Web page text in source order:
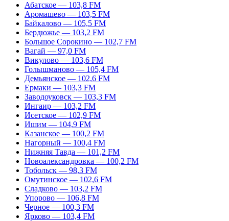
Абатское — 103,8 FM
Аромашево — 103,5 FM
Байкалово — 105,5 FM
Бердюжье — 103,2 FM
Большое Сорокино — 102,7 FM
Вагай — 97,0 FM
Викулово — 103,6 FM
Голышманово — 105,4 FM
Демьянское — 102,6 FM
Ермаки — 103,3 FM
Заводоуковск — 103,3 FM
Ингаир — 103,2 FM
Исетское — 102,9 FM
Ишим — 104,9 FM
Казанское — 100,2 FM
Нагорный — 100,4 FM
Нижняя Тавда — 101,2 FM
Новоалександровка — 100,2 FM
Тобольск — 98,3 FM
Омутинское — 102,6 FM
Сладково — 103,2 FM
Упорово — 106,8 FM
Черное — 100,3 FM
Ярково — 103,4 FM